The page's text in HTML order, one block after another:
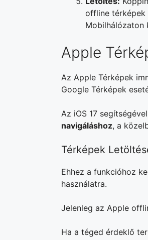
offline térképek
Mobilhálózaton
Apple
Az Apple Térképek
Google Térképek
Az iOS 17
navigáláshoz, a
Térképek
Ehhez a funkcióhoz
használatra.
Jelenleg az Apple
Ha a téged érdeklő